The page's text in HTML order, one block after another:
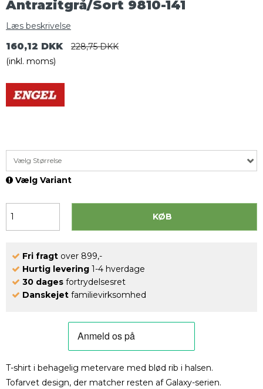
Antrazitgrå/Sort 9810-141
Læs beskrivelse
160,12 DKK
228,75 DKK
(inkl. moms)
Vælg Størrelse
Vælg Variant
KØB
Fri fragt over 899,-
Hurtig levering 1-4 hverdage
30 dages fortrydelsesret
Danskejet familievirksomhed
T-shirt i behagelig metervare med blød rib i halsen.
Tofarvet design, der matcher resten af Galaxy-serien.